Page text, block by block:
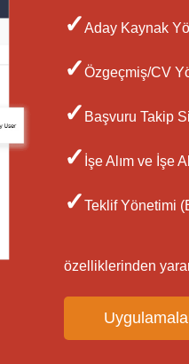
✓Aday Kaynak
✓Özgeçmiş/CV
✓ Başvuru Takip
✓ İşe Alım ve İşe
✓Teklif Yönetimi
özelliklerinden